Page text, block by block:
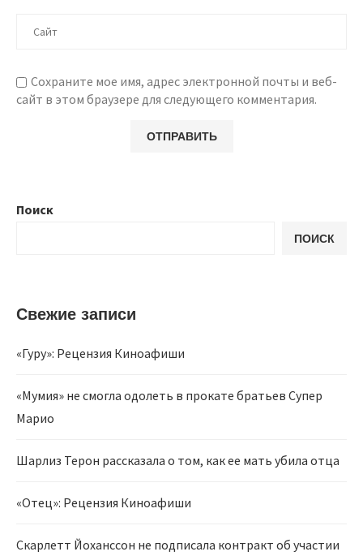
Сохраните мое имя, адрес электронной почты и веб-
сайт в этом браузере для следующего комментария.
Поиск
ПОИСК
Свежие записи
«Гуру»: Рецензия Киноафиши
«Мумия» не смогла одолеть в прокате братьев Супер
Марио
Шарлиз Терон рассказала о том, как ее мать убила отца
«Отец»: Рецензия Киноафиши
Скарлетт Йоханссон не подписала контракт об участии